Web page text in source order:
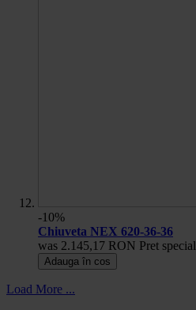
-10%
Chiuveta NEX 620-36-36
was 2.145,17 RON Pret special
Adauga în cos
Load More ...